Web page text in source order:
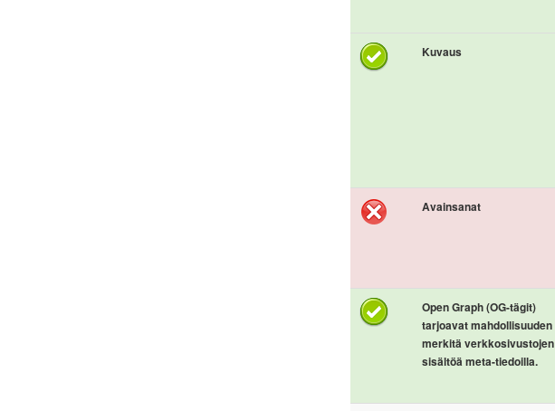
Kuvaus
Avainsanat
Open Graph (OG-tägit)
tarjoavat mahdollisuuden
merkitä verkkosivustojen
sisältöä meta-tiedoilla.